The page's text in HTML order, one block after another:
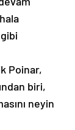
Poinar,
biri,
neyin